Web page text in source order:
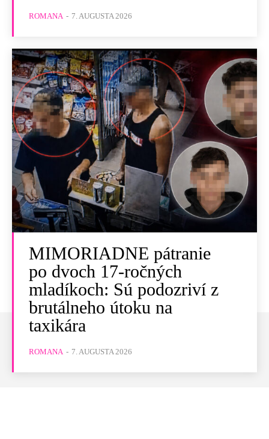
ROMANA - 7. AUGUSTA 2026
MIMORIADNE pátranie
po dvoch 17-ročných
mladíkoch: Sú podozriví z
brutálneho útoku na
taxikára
ROMANA - 7. AUGUSTA 2026